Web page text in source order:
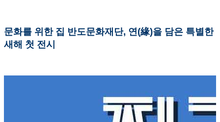
문화를 위한 집 반도문화재단, 연(緣)을 담은 특별한
새해 첫 전시